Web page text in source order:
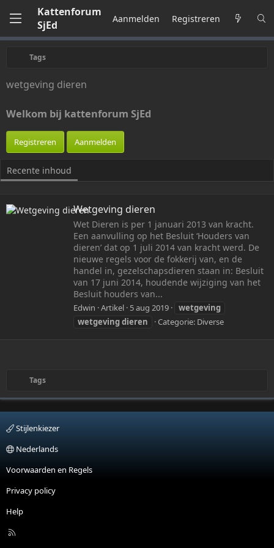
Kattenforum
SjEd
Aanmelden Registreren
Tags
wetgeving dieren
Welkom bij kattenforum SjEd
Registreren Aanmelden
Recente inhoud
Wetgeving dieren
Wet Dieren is per 1 januari 2013 van kracht.
Een aanvulling op het Besluit ‘Houders van
dieren’ dat op 1 juli 2014 van kracht werd. De
nieuwe regels voor de fokkerij van, en de
handel in, gezelschapsdieren staan in: Besluit
van 17 juni 2014, houdende wijziging van het
Besluit houders van...
Edwin Artikel 5 aug 2019
wetgeving
wetgevingdieren Categorie: Diverse
Tags
Stijlenkiezer
Nederlands
Voorwaarden en Regels
Privacy policy
Help
R